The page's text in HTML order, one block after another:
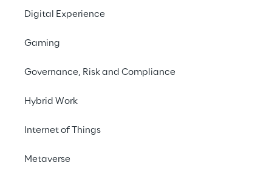
Digital Experience
Gaming
Governance, Risk and Compliance
Hybrid Work
Internet of Things
Metaverse
Lançando
A Hörmann Digital
transformação
diferentes sistemas